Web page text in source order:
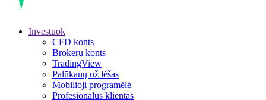
Investuok
CFD konts
Brokeru konts
TradingView
Palūkanų už lėšas
Mobilioji programėlė
Profesionalus klientas